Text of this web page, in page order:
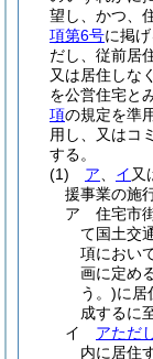
望し、かつ、
項第6号に掲
だし、従前居
又は居住しな
を公営住宅と
項の規定を準
用し、又はコ
する。
(1)
ア イ 又
援事業の施
ア
住宅市
て国土交
項におい
画に定め
う。)に居
成するに
イ
アただ
内に居住